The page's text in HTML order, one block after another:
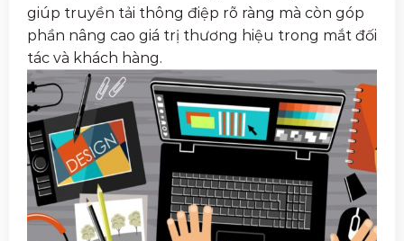
giúp truyền tải thông điệp rõ ràng mà còn góp
phần nâng cao giá trị thương hiệu trong mắt đối
tác và khách hàng.